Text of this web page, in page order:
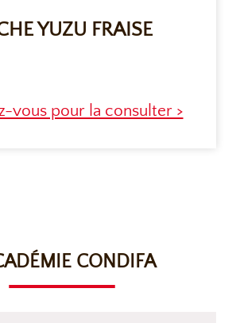
YUZU FRAISE
vous pour la consulter >
CONDIFA